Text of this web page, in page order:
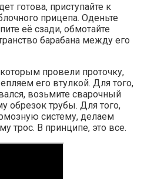
готова, приступайте к
прицепа. Оденьте
её сзади, обмотайте
барабана между его
провели проточку,
его втулкой. Для того,
возьмите сварочный
обрезок трубы. Для того,
систему, делаем
трос. В принципе, это все.